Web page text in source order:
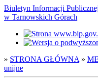
Biuletyn Informacji
w Tarnowskich Górach
» STRONA GŁÓWNA »
unijne